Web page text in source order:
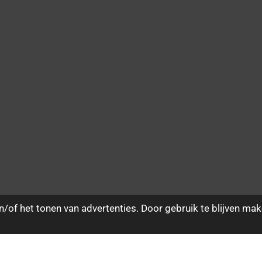
het tonen van advertenties. Door gebruik te blijven